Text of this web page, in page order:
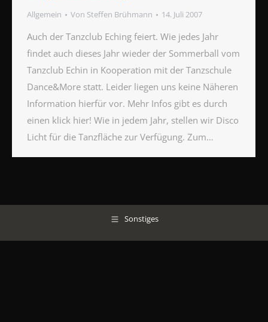
Allgemein Von Steffen Brühmann 14. Juli 2007
Auch der Tanzclub Eching feiert. Wie jedes Jahr
findet auch dieses Jahr wieder der Sommerball vom
Tanzclub Echin in Kooperation mit der Tanzschule
Dance&More statt. Leider liegen uns keine Näheren
Information hierfür vor. Mehr Infos gibt es durch
einen klick hier! Wie in jedem Jahr, stellen wir Disco
Licht für die Tanzfläche zur Verfügung. Zum…
Sonstiges